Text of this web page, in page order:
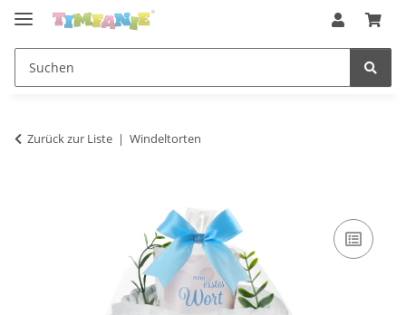
Zurück zur Liste Windeltorten